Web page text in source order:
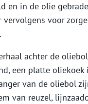
en in de olie
voor
achter de
een platte
van de oliebol
van reuzel,